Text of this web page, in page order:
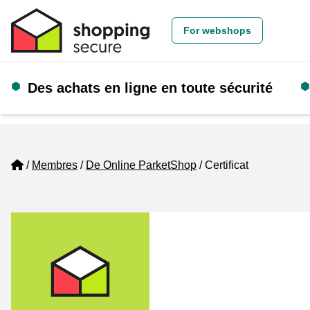
For webshops
Des achats en ligne en toute sécurité
Home
Membres De Online ParketShop Certificat